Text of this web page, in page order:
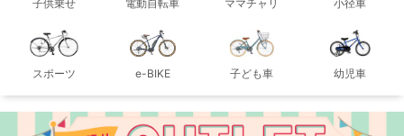
子供乗せ 電動自転車 ママチャリ 小径車
スポーツ e-BIKE 子ども車 幼児車